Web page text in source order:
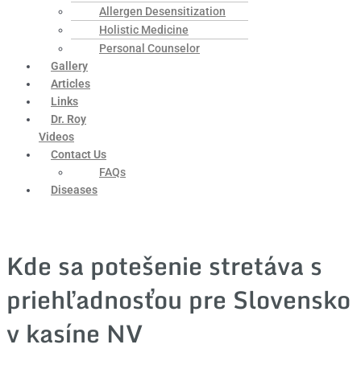
Allergen Desensitization
Holistic Medicine
Personal Counselor
Gallery
Articles
Links
Dr. Roy
Videos
Contact Us
FAQs
Diseases
Kde sa potešenie stretáva s
priehľadnosťou pre Slovensko
v kasíne NV